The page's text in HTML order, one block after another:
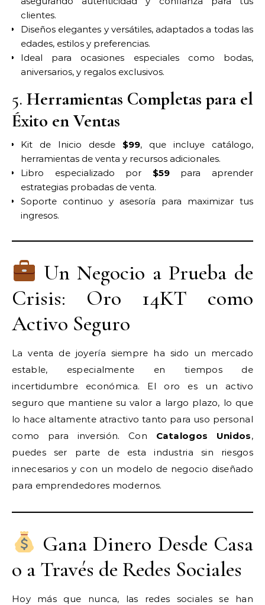
clientes.
Diseños elegantes y versátiles, adaptados a todas las
edades, estilos y preferencias.
Ideal para ocasiones especiales como bodas,
aniversarios, y regalos exclusivos.
5. Herramientas Completas para el
Éxito en Ventas
Kit de Inicio desde $99, que incluye catálogo,
herramientas de venta y recursos adicionales.
Libro especializado por $59para aprender
estrategias probadas de venta.
Soporte continuo y asesoría para maximizar tus
ingresos.
Un Negocio a Prueba de
Crisis: Oro 14KT como
Activo Seguro
La venta de joyería siempre ha sido un mercado
estable, especialmente en tiempos de
incertidumbre económica. El oro es un activo
seguro que mantiene su valor a largo plazo, lo que
lo hace altamente atractivo tanto para uso personal
como para inversión. Con Catalogos Unidos,
puedes ser parte de esta industria sin riesgos
innecesarios y con un modelo de negocio diseñado
para emprendedores modernos.
Gana Dinero Desde Casa
o a Través de Redes Sociales
Hoy más que nunca, las redes sociales se han